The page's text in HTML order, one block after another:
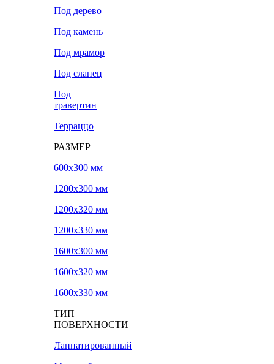
Под дерево
Под камень
Под мрамор
Под сланец
Под
травертин
Терраццо
РАЗМЕР
600х300 мм
1200х300 мм
1200х320 мм
1200х330 мм
1600х300 мм
1600х320 мм
1600х330 мм
ТИП
ПОВЕРХНОСТИ
Лаппатированный